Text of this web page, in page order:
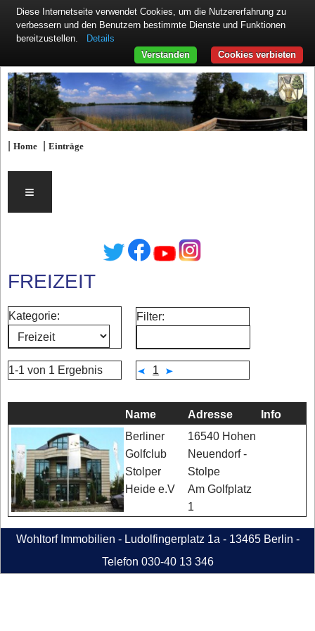
|Home |Einträge
≡
FREIZEIT
Kategorie: Filter:
1-1 von 1 Ergebnis 1
Name Adresse Info
Berliner
Golfclub
Stolper
Heide e.V
16540 Hohen
Neuendorf -
Stolpe
Am Golfplatz
1
Wohltorf Immobilien - Ludolfingerplatz 1a - 13465 Berlin -
Telefon 030-40 13 346
Diese Internetseite verwendet Cookies, um die Nutzererfahrung zu
verbessern und den Benutzern bestimmte Dienste und Funktionen
bereitzustellen.
Details
Cookies verbieten
Verstanden